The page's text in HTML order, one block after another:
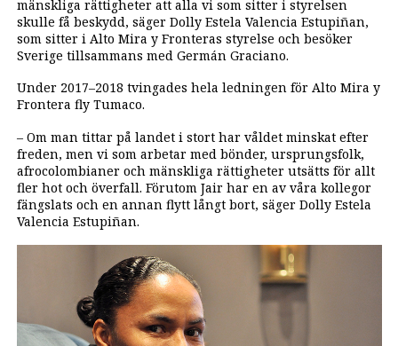
mänskliga rättigheter att alla vi som sitter i styrelsen
skulle få beskydd, säger Dolly Estela Valencia Estupiñan,
som sitter i Alto Mira y Fronteras styrelse och besöker
Sverige tillsammans med Germán Graciano.
Under 2017–2018 tvingades hela ledningen för Alto Mira y
Frontera fly Tumaco.
– Om man tittar på landet i stort har våldet minskat efter
freden, men vi som arbetar med bönder, ursprungsfolk,
afrocolombianer och mänskliga rättigheter utsätts för allt
fler hot och överfall. Förutom Jair har en av våra kollegor
fängslats och en annan flytt långt bort, säger Dolly Estela
Valencia Estupiñan.